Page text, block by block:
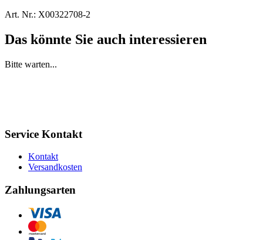
Art. Nr.: X00322708-2
Das könnte Sie auch interessieren
Bitte warten...
Service Kontakt
Kontakt
Versandkosten
Zahlungsarten